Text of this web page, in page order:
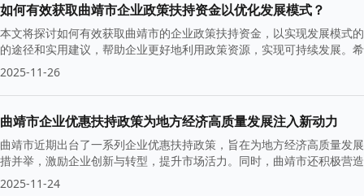
如何有效获取曲靖市企业政策扶持资金以优化发展模式？
本文将探讨如何有效获取曲靖市的企业政策扶持资金，以实现发展模式
的途径和实用建议，帮助企业更好地利用政策资源，实现可持续发展。
2025-11-26
曲靖市企业优惠扶持政策为地方经济高质量发展注入新动力
曲靖市近期出台了一系列企业优惠扶持政策，旨在为地方经济高质量发
措并举，激励企业创新与转型，提升市场活力。同时，曲靖市还积极营
2025-11-24